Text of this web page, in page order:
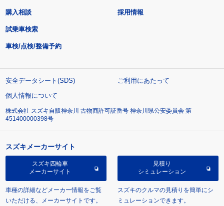
購入相談
試乗車検索
車検/点検/整備予約
採用情報
安全データシート(SDS)
ご利用にあたって
個人情報について
株式会社 スズキ自販神奈川 古物商許可証番号 神奈川県公安委員会 第
451400000398号
スズキメーカーサイト
スズキ四輪車
メーカーサイト
車種の詳細などメーカー情報をご覧
いただける、メーカーサイトです。
見積り
シミュレーション
スズキのクルマの見積りを簡単にシ
ミュレーションできます。